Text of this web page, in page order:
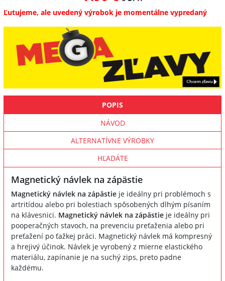
Ľutujeme, ale uvedený výrobok je momentálne vypredaný
POPIS
NÁVOD
ALTERNATÍVNE VÝROBKY
HĽADÁTE
Magnetický návlek na zápästie
Magnetický návlek na zápästie je ideálny pri problémoch s
artritídou alebo pri bolestiach spôsobených dlhým písaním
na klávesnici. Magnetický návlek na zápästie je ideálny pri
pooperačných stavoch, na prevenciu preťaženia alebo pri
preťažení po ťažkej práci. Magnetický návlek má kompresný
a hrejivý účinok. Návlek je vyrobený z mierne elastického
materiálu, zapínanie je na suchý zips, preto padne
každému.